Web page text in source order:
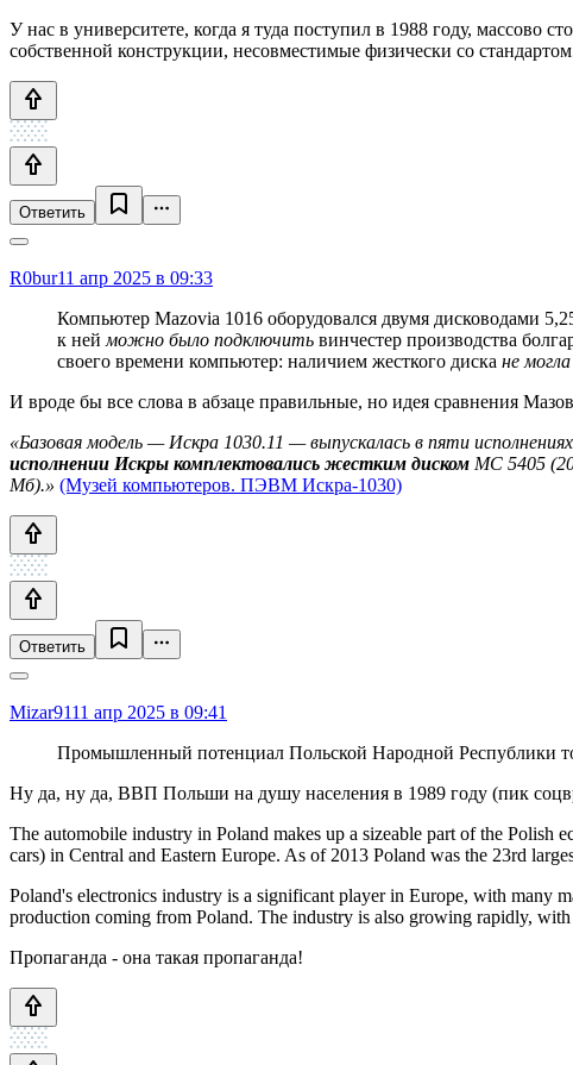
У нас в университете, когда я туда поступил в 1988 году,
собственной конструкции, несовместимые физически со
Ответить
R0bur11 апр 2025 в 09:33
Компьютер Mazovia 1016 оборудовался двумя дисководами
к ней можно было подключить винчестер производства
своего времени компьютер: наличием жесткого диска не
И вроде бы все слова в абзаце правильные, но идея сравнения
«Базовая модель — Искра 1030.11 — выпускалась в пяти
исполнении Искры комплектовались жестким диском МС 5405
Мб).» (Музей компьютеров. ПЭВМ Искра-1030)
Ответить
Mizar9111 апр 2025 в 09:41
Промышленный потенциал Польской Народной Республики
Ну да, ну да, ВВП Польши на душу населения в 1989 году (пик
The automobile industry in Poland makes up a sizeable part of the Polish
cars) in Central and Eastern Europe. As of 2013 Poland was the 23rd
Poland's electronics industry is a significant player in Europe, with many
production coming from Poland. The industry is also growing rapidly,
Пропаганда - она такая пропаганда!